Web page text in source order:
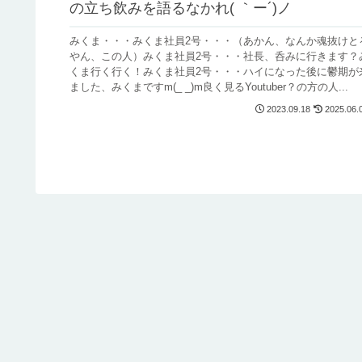
の立ち飲みを語るなかれ( ｀ー´)ノ
みくま・・・みくま社員2号・・・（あかん、なんか魂抜けと
やん、この人）みくま社員2号・・・社長、呑みに行きます？
くま行く行く！みくま社員2号・・・ハイになった後に鬱期が
ました、みくまですm(_ _)m良く見るYoutuber？の方の人...
2023.09.18